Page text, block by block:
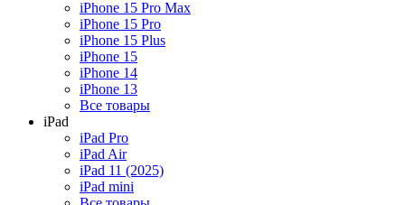
iPhone 15 Pro Max
iPhone 15 Pro
iPhone 15 Plus
iPhone 15
iPhone 14
iPhone 13
Все товары
iPad
iPad Pro
iPad Air
iPad 11 (2025)
iPad mini